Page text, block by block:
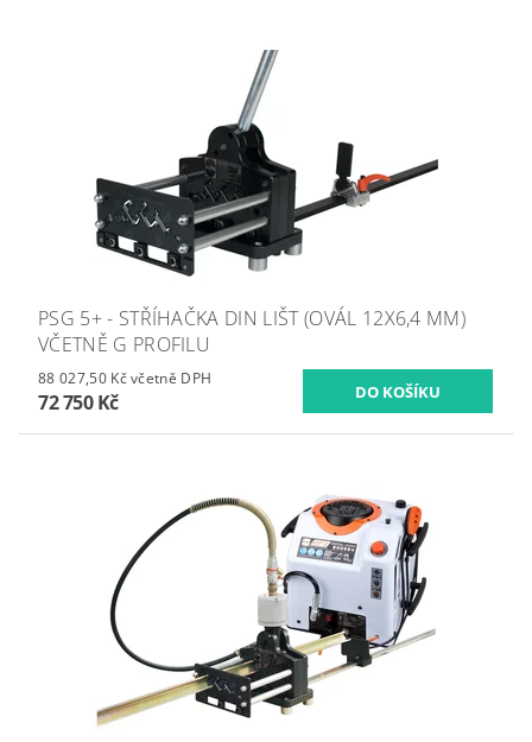
PSG 5+ - STŘÍHAČKA DIN LIŠT (OVÁL 12X6,4 MM)
VČETNĚ G PROFILU
88 027,50 Kč včetně DPH
72 750 Kč